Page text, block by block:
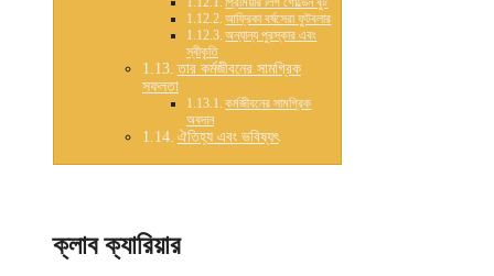
আফ্রিকা বর্ষসেরা ফুটবলার
অন্যান্য পুরস্কার এবং
স্বীকৃতি
তার কর্মজীবনের সামগ্রিক
সফলতা
কর্মজীবনের সামগ্রিক
অবদান
ঐতিহ্য এবং ভবিষ্যৎ
ক্লাব ক্যারিয়ার